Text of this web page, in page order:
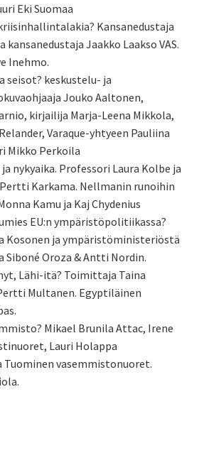
Eki Suomaa
Kansanedustaja
Jaakko Laakso VAS.
Inehmo.
seisot? keskustelu- ja
Jouko Aaltonen,
kirjailija Marja-Leena Mikkola,
Varaque-yhtyeen Pauliina
Mikko Perkoila
nykyaika. Professori Laura Kolbe ja
Karkama. Nellmanin runoihin
Kamu ja Kaj Chydenius
EU:n ympäristöpolitiikassa?
Kosonen ja ympäristöministeriöstä
Siboné Oroza & Antti Nordin.
Lähi-itä? Toimittaja Taina
Multanen. Egyptiläinen
Mikael Brunila Attac, Irene
Lauri Holappa
Tuominen vasemmistonuoret.